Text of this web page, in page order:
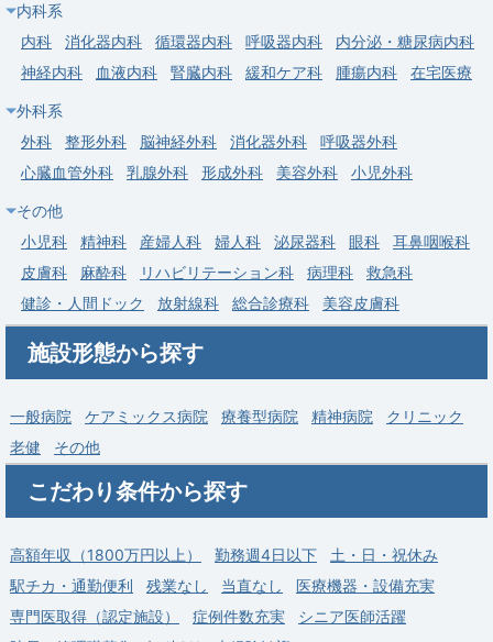
求人病院名
募集科目 泌尿器科 内科
給与 年収 1,000万円 ～ 2,000万円
内科系
内科
消化器内科 循環器内科 呼吸器内科
内分泌・糖尿病内科
神経内科
血液内科 腎臓内科 緩和ケア科 腫瘍内科 在宅医療
外科系
外科
整形外科 脳神経外科 消化器外科
呼吸器外科
心臓血管外科
乳腺外科 形成外科 美容外科 小児外科
その他
小児科
精神科 産婦人科 婦人科 泌尿器科 眼科
耳鼻咽喉科
皮膚科
麻酔科 リハビリテーション科 病理科
救急科
健診・人間ドック
放射線科 総合診療科 美容皮膚科
施設形態から探す
一般病院 ケアミックス病院 療養型病院 精神病院
クリニック
老健
その他
こだわり条件から探す
高額年収（1800万円以上） 勤務週4日以下
土・日・祝休み
駅チカ・通勤便利
残業なし 当直なし
医療機器・設備充実
専門医取得（認定施設）
症例件数充実
シニア医師活躍